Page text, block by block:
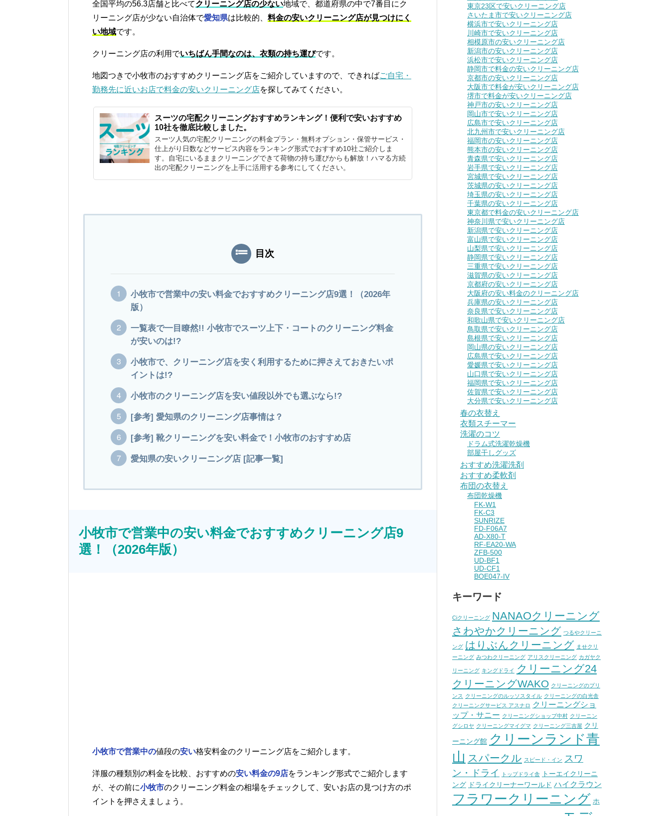
全国平均の56.3店舗と比べてクリーニング店の少ない地域で、都道府県の中で7番目にク
リーニング店が少ない自治体で愛知県は比較的、 料金の安いクリーニング店が見つけにく
い地域です。
クリーニング店の利用でいちばん手間なのは、衣類の持ち運びです。
地図つきで小牧市のおすすめクリーニング店をご紹介していますので、できればご自宅・
勤務先に近いお店で料金の安いクリーニング店を探してみてください。
スーツの宅配クリーニングおすすめランキング！便利で安いおすすめ
10社を徹底比較しました。
スーツ人気の宅配クリーニングの料金プラン・無料オプション・保管サービス・
仕上がり日数などサービス内容をランキング形式でおすすめ10社ご紹介しま
す。自宅にいるままクリーニングできて荷物の持ち運びからも解放！ハマる方続
出の宅配クリーニングを上手に活用する参考にしてください。
目次
小牧市で営業中の安い料金でおすすめクリーニング店9選！（2026年
版）
一覧表で一目瞭然!! 小牧市でスーツ上下・コートのクリーニング料金
が安いのは!?
小牧市で、クリーニング店を安く利用するために押さえておきたいポ
イントは!?
小牧市のクリーニング店を安い値段以外でも選ぶなら!?
[参考] 愛知県のクリーニング店事情は？
[参考] 靴クリーニングを安い料金で！小牧市のおすすめ店
愛知県の安いクリーニング店 [記事一覧]
小牧市で営業中の安い料金でおすすめクリーニング店9
選！（2026年版）
小牧市で営業中の値段の安い格安料金のクリーニング店をご紹介します。
洋服の種類別の料金を比較、おすすめの安い料金の9店をランキング形式でご紹介します
が、その前に小牧市のクリーニング料金の相場をチェックして、安いお店の見つけ方のポ
イントを押さえましょう。
東京23区で安いクリーニング店
さいたま市で安いクリーニング店
横浜市で安いクリーニング店
川崎市で安いクリーニング店
相模原市の安いクリーニング店
新潟市の安いクリーニング店
浜松市で安いクリーニング店
静岡市で料金の安いクリーニング店
京都市の安いクリーニング店
大阪市で料金が安いクリーニング店
堺市で料金が安いクリーニング店
神戸市の安いクリーニング店
岡山市で安いクリーニング店
広島市で安いクリーニング店
北九州市で安いクリーニング店
福岡市の安いクリーニング店
熊本市の安いクリーニング店
青森県で安いクリーニング店
岩手県で安いクリーニング店
宮城県で安いクリーニング店
茨城県の安いクリーニング店
埼玉県の安いクリーニング店
千葉県の安いクリーニング店
東京都で料金の安いクリーニング店
神奈川県で安いクリーニング店
新潟県で安いクリーニング店
富山県で安いクリーニング店
山梨県で安いクリーニング店
静岡県で安いクリーニング店
三重県で安いクリーニング店
滋賀県の安いクリーニング店
京都府の安いクリーニング店
大阪府の安い料金のクリーニング店
兵庫県の安いクリーニング店
奈良県で安いクリーニング店
和歌山県で安いクリーニング店
鳥取県で安いクリーニング店
島根県で安いクリーニング店
岡山県の安いクリーニング店
広島県で安いクリーニング店
愛媛県で安いクリーニング店
山口県で安いクリーニング店
福岡県で安いクリーニング店
佐賀県で安いクリーニング店
大分県で安いクリーニング店
春の衣替え
衣類スチーマー
洗濯のコツ
ドラム式洗濯乾燥機
部屋干しグッズ
おすすめ洗濯洗剤
おすすめ柔軟剤
布団の衣替え
布団乾燥機
FK-W1
FK-C3
SUNRIZE
FD-F06A7
AD-X80-T
RF-EA20-WA
ZFB-500
UD-BF1
UD-CF1
BOE047-IV
キーワード
Ciクリーニング NANAOクリーニング
さわやかクリーニング つるやクリーニ
ング はりぶんクリーニング ませクリ
ーニング みつわクリーニング アリスクリーニング カガヤク
リーニング キングドライ クリーニング24
クリーニングWAKO クリーニングのプリ
ンス クリーニングのルッソスタイル クリーニングの白光舎
クリーニングサービス アスナロ
クリーニングショ
ップ・サニー クリーニングショップ中村 クリーニン
グシロヤ クリーニングマイグマ クリーニング三吉屋 クリ
ーニング館 クリーンランド青
山 スパークル スピード・イン スワ
ン・ドライ
トップドライ舎
トーエイクリーニ
ング ドライクリーナーワールド ハイクラウン
フラワークリーニング ホ